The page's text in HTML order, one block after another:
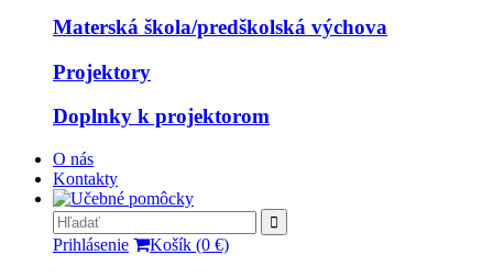
Materská škola/predškolská výchova
Projektory
Doplnky k projektorom
O nás
Kontakty
Prihlásenie Košík (0 €)